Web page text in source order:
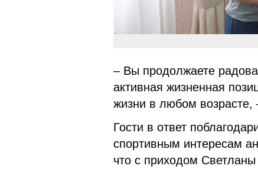
– Вы продолжаете
активная жизненная
жизни в любом возрасте,
Гости в ответ
спортивным интересам
что с приходом